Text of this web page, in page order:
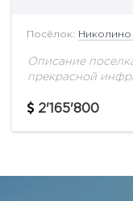
Посёлок:
Описание
прекрасной
людей.
2'165'800